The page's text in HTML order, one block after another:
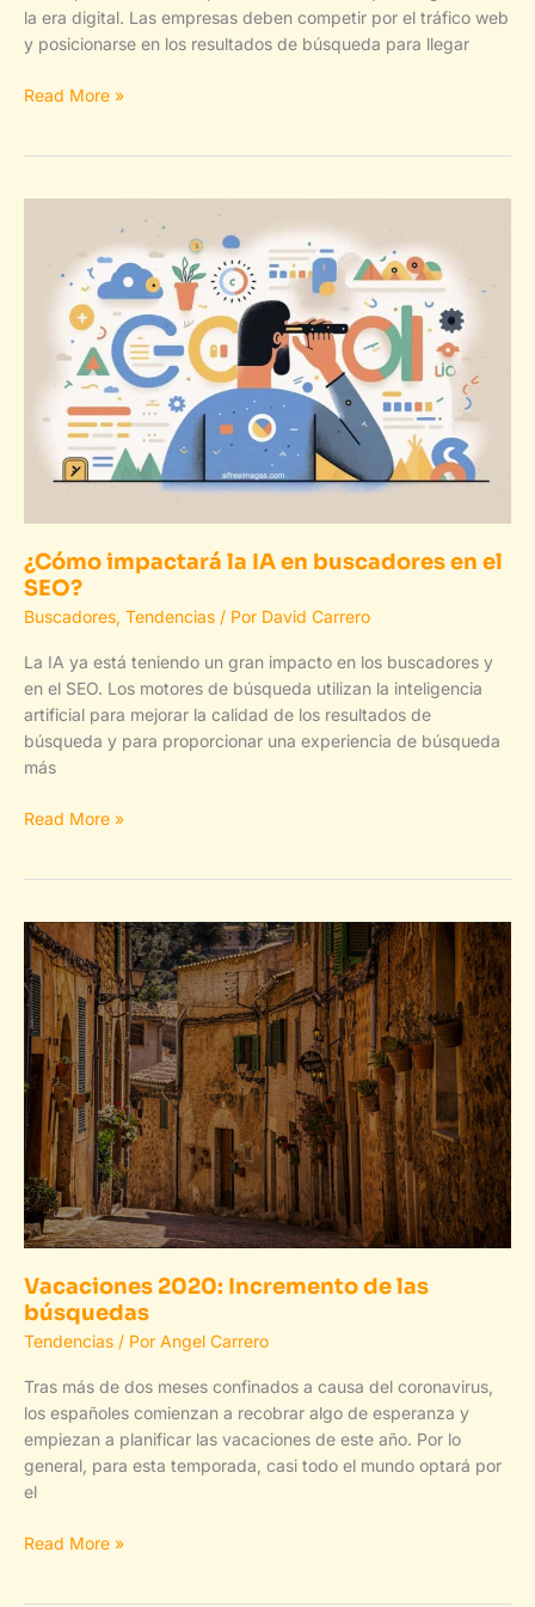
la era digital. Las empresas deben competir por el tráfico web
y posicionarse en los resultados de búsqueda para llegar
Cinco
ChatGPT
potenciar
negocio
Read More »
¿Cómo impactará la IA en buscadores en el
SEO?
Buscadores, Tendencias / Por David Carrero
La IA ya está teniendo un gran impacto en los buscadores y
en el SEO. Los motores de búsqueda utilizan la inteligencia
artificial para mejorar la calidad de los resultados de
búsqueda y para proporcionar una experiencia de búsqueda
más
¿Cómo
en
buscadores
en
el
SEO?
Read More »
Vacaciones 2020: Incremento de las
búsquedas
Tendencias / Por Angel Carrero
Tras más de dos meses confinados a causa del coronavirus,
los españoles comienzan a recobrar algo de esperanza y
empiezan a planificar las vacaciones de este año. Por lo
general, para esta temporada, casi todo el mundo optará por
el
Vacaciones
Read More »